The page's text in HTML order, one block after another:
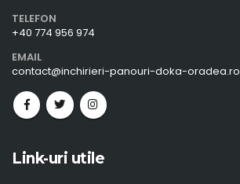
TELEFON
+40 774 956 974
EMAIL
contact@inchirieri-panouri-doka-oradea.ro
Link-uri utile